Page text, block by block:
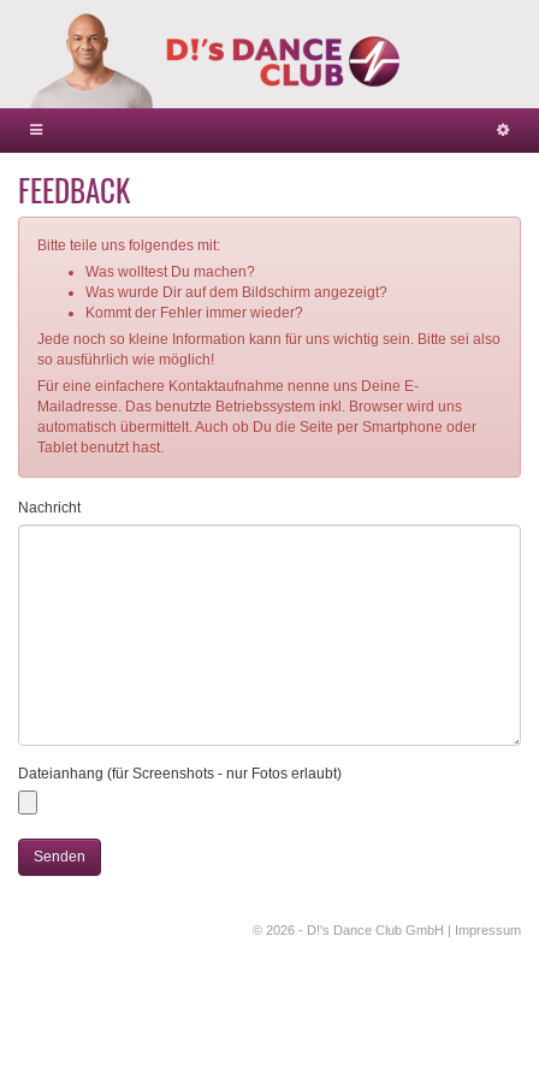
FEEDBACK
Bitte teile uns folgendes mit:
Was wolltest Du machen?
Was wurde Dir auf dem Bildschirm angezeigt?
Kommt der Fehler immer wieder?
Jede noch so kleine Information kann für uns wichtig sein. Bitte sei also
so ausführlich wie möglich!
Für eine einfachere Kontaktaufnahme nenne uns Deine E-
Mailadresse. Das benutzte Betriebssystem inkl. Browser wird uns
automatisch übermittelt. Auch ob Du die Seite per Smartphone oder
Tablet benutzt hast.
Nachricht
Dateianhang (für Screenshots - nur Fotos erlaubt)
Senden
© 2026 - D!'s Dance Club GmbH | Impressum